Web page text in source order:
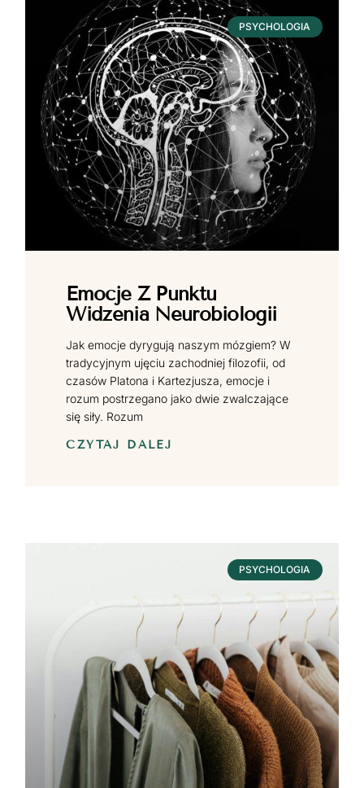
PSYCHOLOGIA
Emocje Z Punktu
Widzenia Neurobiologii
Jak emocje dyrygują naszym mózgiem? W
tradycyjnym ujęciu zachodniej filozofii, od
czasów Platona i Kartezjusza, emocje i
rozum postrzegano jako dwie zwalczające
się siły. Rozum
CZYTAJ DALEJ
PSYCHOLOGIA